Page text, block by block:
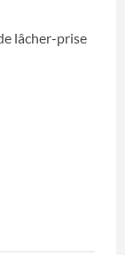
lâcher-prise